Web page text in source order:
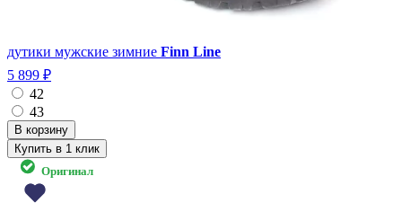
дутики мужские зимние Finn Line
5 899 ₽
42
43
Купить в 1 клик
Оригинал